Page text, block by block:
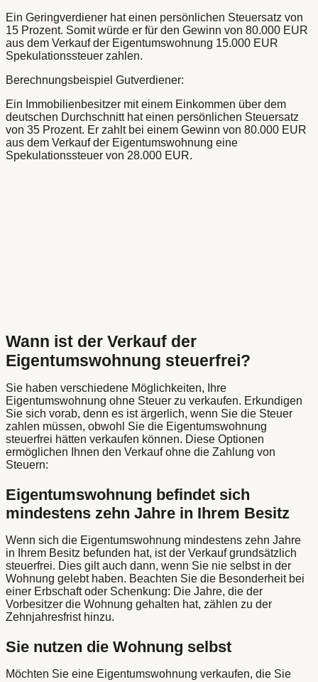
Ein Geringverdiener hat einen persönlichen Steuersatz von
15 Prozent. Somit würde er für den Gewinn von 80.000 EUR
aus dem Verkauf der Eigentumswohnung 15.000 EUR
Spekulationssteuer zahlen.
Berechnungsbeispiel Gutverdiener:
Ein Immobilienbesitzer mit einem Einkommen über dem
deutschen Durchschnitt hat einen persönlichen Steuersatz
von 35 Prozent. Er zahlt bei einem Gewinn von 80.000 EUR
aus dem Verkauf der Eigentumswohnung eine
Spekulationssteuer von 28.000 EUR.
Wann ist der Verkauf der
Eigentumswohnung steuerfrei?
Sie haben verschiedene Möglichkeiten, Ihre
Eigentumswohnung ohne Steuer zu verkaufen. Erkundigen
Sie sich vorab, denn es ist ärgerlich, wenn Sie die Steuer
zahlen müssen, obwohl Sie die Eigentumswohnung
steuerfrei hätten verkaufen können. Diese Optionen
ermöglichen Ihnen den Verkauf ohne die Zahlung von
Steuern:
Eigentumswohnung befindet sich
mindestens zehn Jahre in Ihrem Besitz
Wenn sich die Eigentumswohnung mindestens zehn Jahre
in Ihrem Besitz befunden hat, ist der Verkauf grundsätzlich
steuerfrei. Dies gilt auch dann, wenn Sie nie selbst in der
Wohnung gelebt haben. Beachten Sie die Besonderheit bei
einer Erbschaft oder Schenkung: Die Jahre, die der
Vorbesitzer die Wohnung gehalten hat, zählen zu der
Zehnjahresfrist hinzu.
Sie nutzen die Wohnung selbst
Möchten Sie eine Eigentumswohnung verkaufen, die Sie